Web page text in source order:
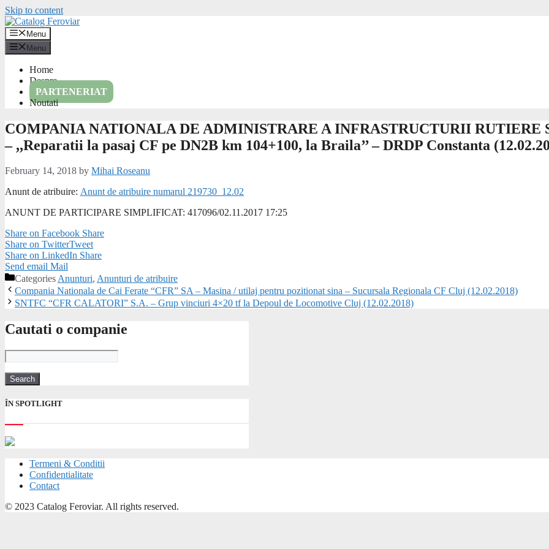
Skip to content
Menu
Menu
Home
Despre
PARTENERIAT
Noutati
COMPANIA NATIONALA DE ADMINISTRARE A INFRASTRUCTURII RUTIERE
– ,,Reparatii la pasaj CF pe DN2B km 104+100, la Braila’’ – DRDP Constanta
February 14, 2018 by Mihai Roseanu
Anunt de atribuire: Anunt de atribuire numarul 219730_12.02
ANUNT DE PARTICIPARE SIMPLIFICAT: 417096/02.11.2017 17:25
Share on Facebook Share
Share on TwitterTweet
Share on LinkedIn Share
Send email Mail
CategoriesAnunturi, Anunturi de atribuire
Compania Nationala de Cai Ferate “CFR” SA – Masina / utilaj pentru pozitionat sina – Sucursala Regionala CF Cluj (12.02.2018)
SNTFC “CFR CALATORI” S.A. – Grup vinciuri 4×20 tf la Depoul de Locomotive Cluj (12.02.2018)
Cautati o companie
ÎN SPOTLIGHT
Termeni & Conditii
Confidentialitate
Contact
© 2023 Catalog Feroviar. All rights reserved.